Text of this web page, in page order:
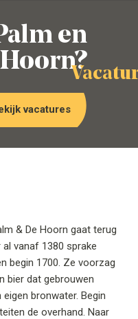
en
vacatures
& De Hoorn gaat terug
vanaf 1380 sprake
begin 1700. Ze voorzag
bier dat gebrouwen
bronwater. Begin
de overhand. Naar